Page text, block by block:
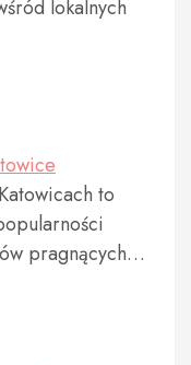
lokalnych
to
pragnących…